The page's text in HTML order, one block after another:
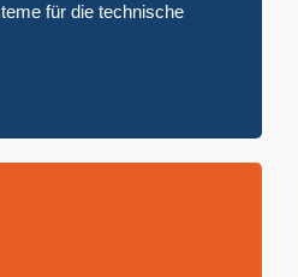
für die technische